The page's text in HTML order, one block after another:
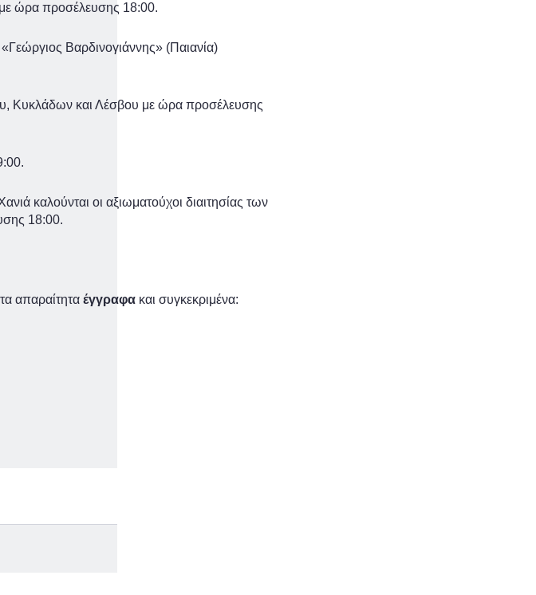
με ώρα προσέλευσης 18:00.
Βαρδινογιάννης» (Παιανία)
Κυκλάδων και Λέσβου με ώρα προσέλευσης
καλούνται οι αξιωματούχοι διαιτησίας των
18:00.
απαραίτητα έγγραφα και συγκεκριμένα: